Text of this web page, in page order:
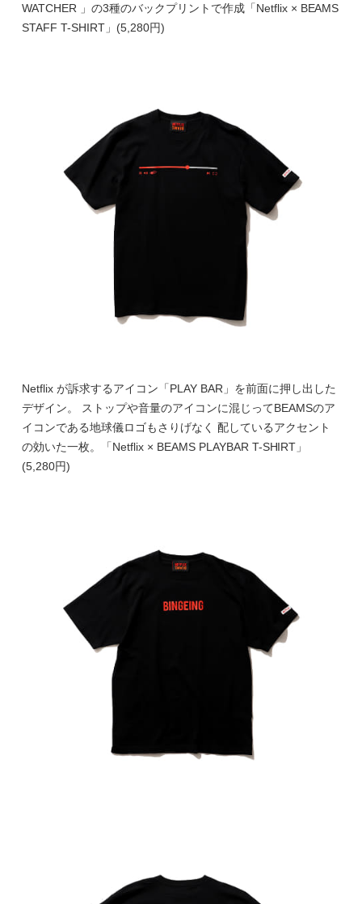
WATCHER 」の3種のバックプリントで作成「Netflix × BEAMS
STAFF T-SHIRT」(5,280円)
Netflix が訴求するアイコン「PLAY BAR」を前面に押し出した
デザイン。 ストップや音量のアイコンに混じってBEAMSのア
イコンである地球儀ロゴもさりげなく 配しているアクセント
の効いた一枚。「Netflix × BEAMS PLAYBAR T-SHIRT」
(5,280円)